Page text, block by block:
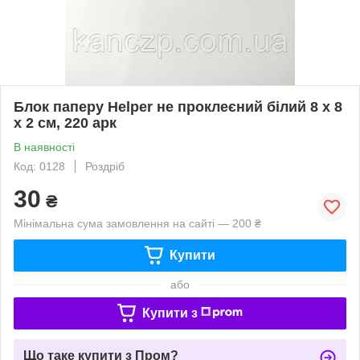
Блок паперу Helper не проклеєний білий 8 х 8
х 2 см, 220 арк
В наявності
Код: 0128
Роздріб
30 ₴
Мінімальна сума замовлення на сайті — 200 ₴
Купити
або
Купити з
Що таке купити з Пром?